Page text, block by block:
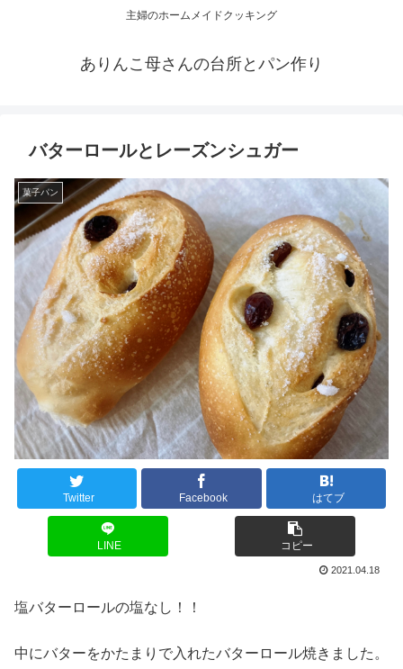
主婦のホームメイドクッキング
ありんこ母さんの台所とパン作り
バターロールとレーズンシュガー
菓子パン
Twitter Facebook はてブ
LINE コピー
2021.04.18
塩バターロールの塩なし！！
中にバターをかたまりで入れたバターロール焼きました。